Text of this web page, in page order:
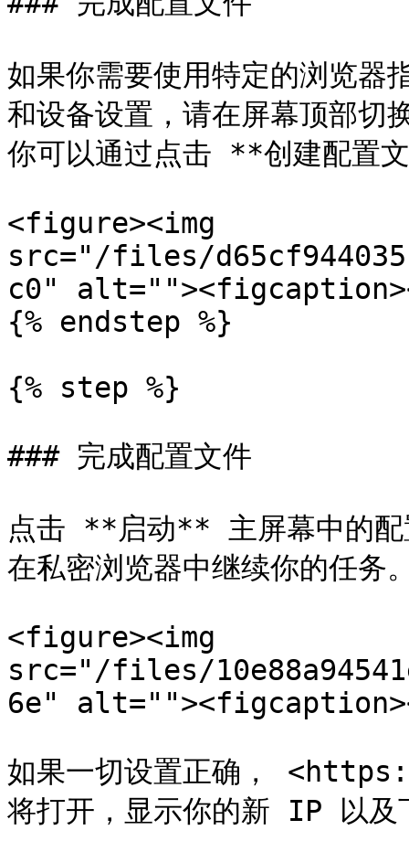
如果你需要使用特定的浏览器
和设备设置，请在屏幕顶部
你可以通过点击 **创建配置
<figure><img
src="/files/
c0"
{% endstep %}
{% step %}
### 完成配置文件
点击 **启动** 主屏幕中的配
在私密浏览器中继续你的任务
<figure><img
src="/files/
6e"
如果一切设置正确，
将打开，显示你的新 IP 以及